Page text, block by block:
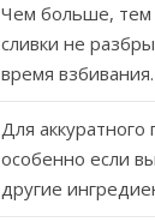
Чем больше,
сливки не
время взбивания.
Для
особенно если
другие